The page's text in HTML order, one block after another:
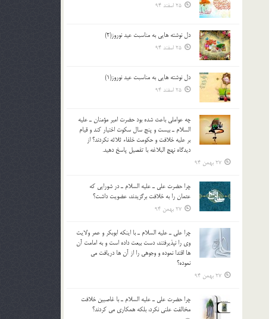
25 اسفند 94
دل نوشته هایی به مناسبت عید نوروز(2)
25 اسفند 94
دل نوشته هایی به مناسبت عید نوروز(1)
25 اسفند 94
چه عواملي باعث شده بود حضرت امير مؤمنان ـ عليه
السلام ـ بيست و پنج سال سکوت اختيار کند و قيام
بر عليه خلافت و حکومت خلفاء ثلاثه نکردند؟ از
ديدگاه نهج البلاغه با تفصيل پاسخ دهيد.
27 بهمن 94
چرا حضرت علي ـ عليه السلام ـ در شورايي كه
عثمان را به خلافت برگزيدند، عضويت داشت؟
27 بهمن 94
چرا علي ـ عليه السلام ـ با اينكه ابوبكر و عمر ولايت
وي را نپذيرفتند، دست بيعت داده است و به امامت آن
ها اقتدا نموده و وجوهي را از آن ها دريافت مي
نموده؟
27 بهمن 94
چرا حضرت علي ـ عليه السلام ـ با غاصبين خلافت
مخالفت علني نکرد، بلكه همكاري مي کردند؟